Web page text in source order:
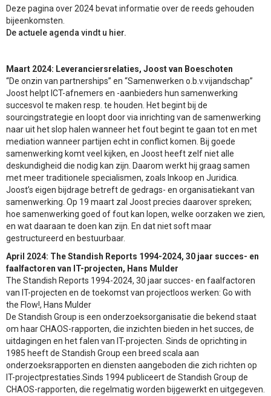
Deze pagina over 2024 bevat informatie over de reeds gehouden
bijeenkomsten.
De actuele agenda vindt u hier.
Maart 2024: Leveranciersrelaties, Joost van Boeschoten
“De onzin van partnerships” en “Samenwerken o.b.v.vijandschap”
Joost helpt ICT-afnemers en -aanbieders hun samenwerking
succesvol te maken resp. te houden. Het begint bij de
sourcingstrategie en loopt door via inrichting van de samenwerking
naar uit het slop halen wanneer het fout begint te gaan tot en met
mediation wanneer partijen echt in conflict komen. Bij goede
samenwerking komt veel kijken, en Joost heeft zelf niet alle
deskundigheid die nodig kan zijn. Daarom werkt hij graag samen
met meer traditionele specialismen, zoals Inkoop en Juridica.
Joost’s eigen bijdrage betreft de gedrags- en organisatiekant van
samenwerking. Op 19 maart zal Joost precies daarover spreken;
hoe samenwerking goed of fout kan lopen, welke oorzaken we zien,
en wat daaraan te doen kan zijn. En dat niet soft maar
gestructureerd en bestuurbaar.
April 2024: The Standish Reports 1994-2024, 30 jaar succes- en
faalfactoren van IT-projecten, Hans Mulder
The Standish Reports 1994-2024, 30 jaar succes- en faalfactoren
van IT-projecten en de toekomst van projectloos werken: Go with
the Flow!, Hans Mulder
De Standish Group is een onderzoeksorganisatie die bekend staat
om haar CHAOS-rapporten, die inzichten bieden in het succes, de
uitdagingen en het falen van IT-projecten. Sinds de oprichting in
1985 heeft de Standish Group een breed scala aan
onderzoeksrapporten en diensten aangeboden die zich richten op
IT-projectprestaties.Sinds 1994 publiceert de Standish Group de
CHAOS-rapporten, die regelmatig worden bijgewerkt en uitgegeven.